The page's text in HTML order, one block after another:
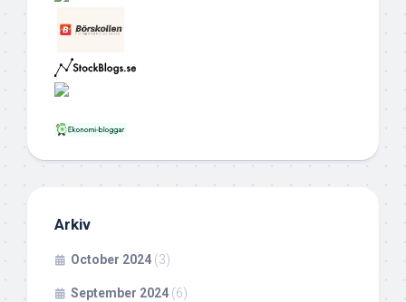
Arkiv
October 2024 (3)
September 2024 (6)